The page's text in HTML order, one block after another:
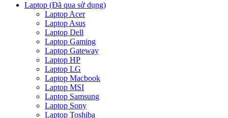
Laptop (Đã qua sử dụng)
Laptop Acer
Laptop Asus
Laptop Dell
Laptop Gaming
Laptop Gateway
Laptop HP
Laptop LG
Laptop Macbook
Laptop MSI
Laptop Samsung
Laptop Sony
Laptop Toshiba